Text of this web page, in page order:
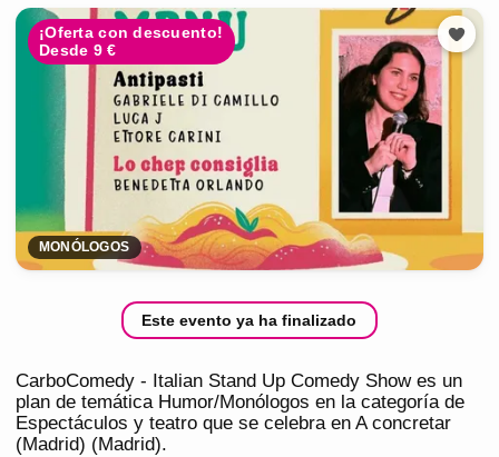
¡Oferta con descuento!
Desde 9 €
MONÓLOGOS
Este evento ya ha finalizado
CarboComedy - Italian Stand Up Comedy Show es un
plan de temática Humor/Monólogos en la categoría de
Espectáculos y teatro que se celebra en A concretar
(Madrid) (Madrid).